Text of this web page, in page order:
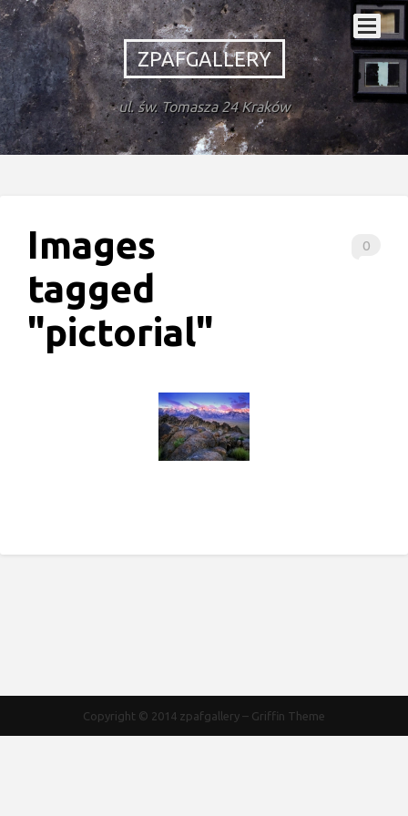
ZPAFGALLERY
ul. św. Tomasza 24 Kraków
0
Images
tagged
"pictorial"
Copyright © 2014 zpafgallery – Griffin Theme